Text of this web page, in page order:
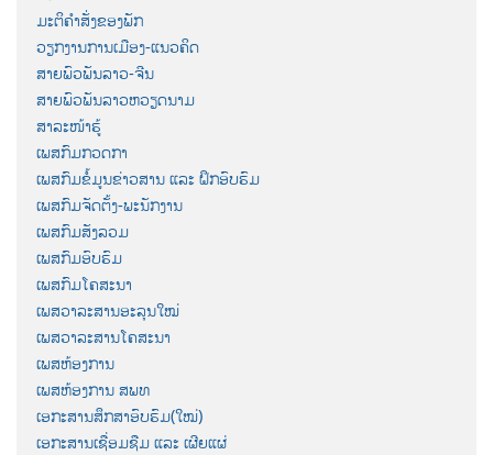
ມະຕິຄຳສັ່ງຂອງພັກ
ວຽກງານການເມືອງ-ແນວຄິດ
ສາຍພົວພັນລາວ-ຈີນ
ສາຍພົວພັນລາວຫວຽດນາມ
ສາລະໜ້າຮູ້
ເພສກົມກວດກາ
ເພສກົມຂໍ້ມູນຂ່າວສານ ແລະ ຝຶກອົບຮົມ
ເພສກົມຈັດຕັ້ງ-ພະນັກງານ
ເພສກົມສັງລວມ
ເພສກົມອົບຮົມ
ເພສກົມໂຄສະນາ
ເພສວາລະສານອະລຸນໃໝ່
ເພສວາລະສານໂຄສະນາ
ເພສຫ້ອງການ
ເພສຫ້ອງການ ສພທ
ເອກະສານສຶກສາອົບຮົມ(ໃໝ່)
ເອກະສານເຊື່ອມຊືມ ແລະ ເຜີຍແຜ່